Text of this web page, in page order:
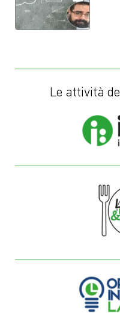
Le attività